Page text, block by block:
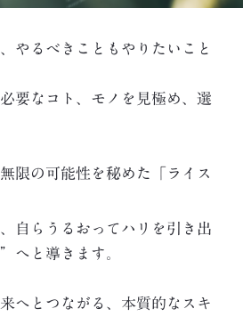
やるべきこともやりたいこと
要なコト、モノを見極め、選
限の可能性を秘めた「ライス
自らうるおってハリを引き出
へと導きます。
へとつながる、本質的なスキ